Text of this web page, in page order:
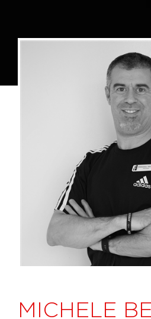
MICHELE